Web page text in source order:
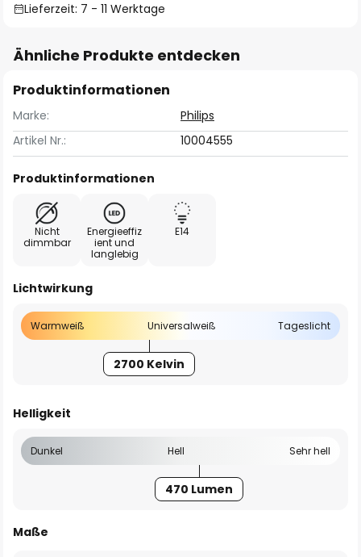
Lieferzeit: 7 - 11 Werktage
Ähnliche Produkte entdecken
Produktinformationen
Marke:
Philips
Artikel Nr.:
10004555
Produktinformationen
Nicht
dimmbar
Energieeffiz
ient und
langlebig
E14
Lichtwirkung
Warmweiß Universalweiß Tageslicht
2700 Kelvin
Helligkeit
Dunkel Hell Sehr hell
470 Lumen
Maße